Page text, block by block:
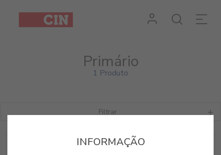
Primário
1 Produto
Filtrar
INFORMAÇÃO